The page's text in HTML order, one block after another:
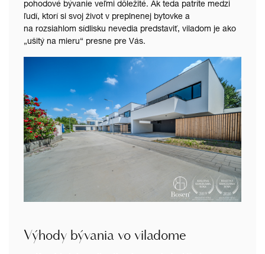
pohodové bývanie veľmi dôležité. Ak teda patríte medzi
ľudí, ktorí si svoj život v preplnenej bytovke a
na rozsiahlom sídlisku nevedia predstaviť, viladom je ako
„ušitý na mieru“ presne pre Vás.
Výhody bývania vo viladome